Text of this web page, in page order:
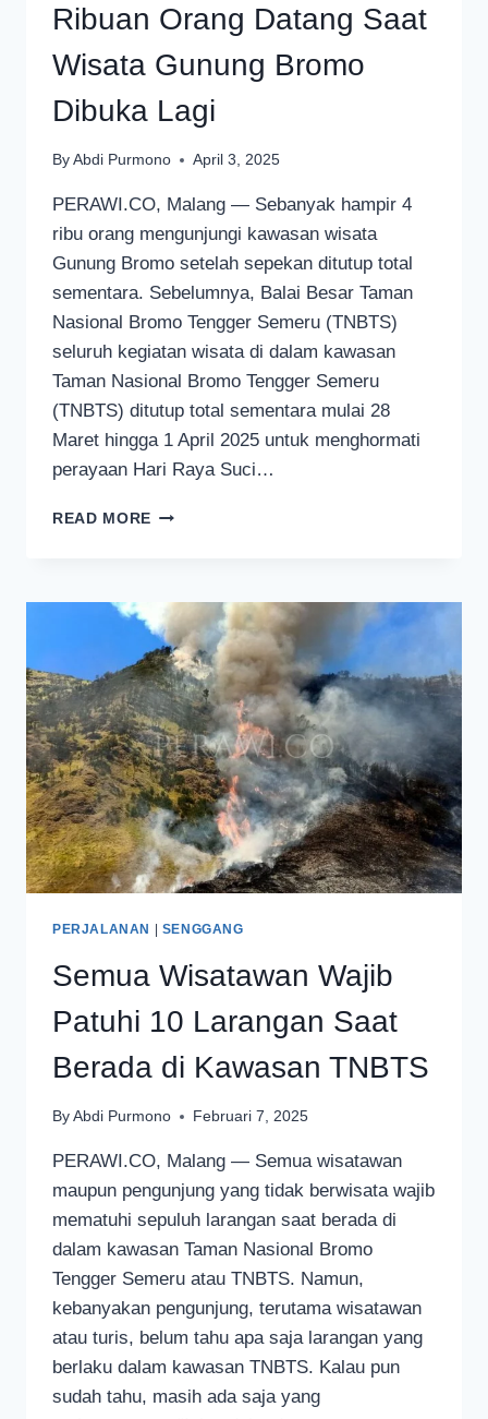
Ribuan Orang Datang Saat
Wisata Gunung Bromo
Dibuka Lagi
By Abdi Purmono April 3, 2025
PERAWI.CO, Malang — Sebanyak hampir 4
ribu orang mengunjungi kawasan wisata
Gunung Bromo setelah sepekan ditutup total
sementara. Sebelumnya, Balai Besar Taman
Nasional Bromo Tengger Semeru (TNBTS)
seluruh kegiatan wisata di dalam kawasan
Taman Nasional Bromo Tengger Semeru
(TNBTS) ditutup total sementara mulai 28
Maret hingga 1 April 2025 untuk menghormati
perayaan Hari Raya Suci…
READ MORE RIBUAN
WISATA
GUNUNG
BROMO
DIBUKA
LAGI
PERJALANAN | SENGGANG
Semua Wisatawan Wajib
Patuhi 10 Larangan Saat
Berada di Kawasan TNBTS
By Abdi Purmono Februari 7, 2025
PERAWI.CO, Malang — Semua wisatawan
maupun pengunjung yang tidak berwisata wajib
mematuhi sepuluh larangan saat berada di
dalam kawasan Taman Nasional Bromo
Tengger Semeru atau TNBTS. Namun,
kebanyakan pengunjung, terutama wisatawan
atau turis, belum tahu apa saja larangan yang
berlaku dalam kawasan TNBTS. Kalau pun
sudah tahu, masih ada saja yang